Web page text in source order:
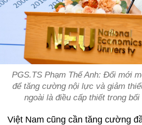
PGS.TS Phạm Thế Anh: Đổi mới
để tăng cường nội lực và giảm
ngoài là điều cấp thiết trong bối
Việt Nam cũng cần tăng cường